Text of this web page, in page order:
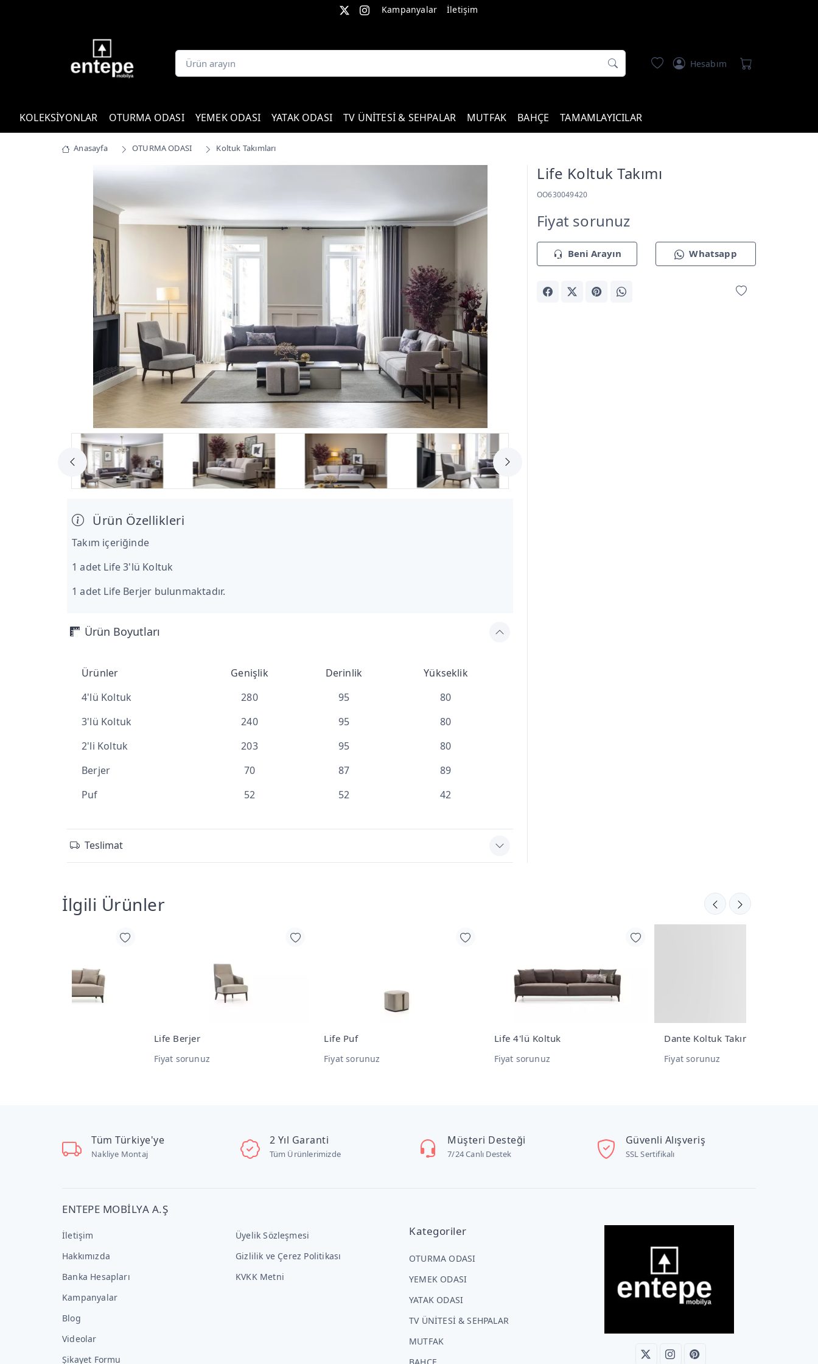
Kampanyalar İletişim
Hesabım
KOLEKSİYONLAR OTURMA ODASI YEMEK ODASI YATAK ODASI TV ÜNİTESİ & SEHPALAR MUTFAK BAHÇE TAMAMLAYICILAR
Anasayfa OTURMA ODASI Koltuk Takımları
Life Koltuk Takımı
OO630049420
Fiyat sorunuz
Beni Arayın Whatsapp
Ürün Özellikleri
Takım içeriğinde
1 adet Life 3'lü Koltuk
1 adet Life Berjer bulunmaktadır.
Ürün Boyutları
Ürünler Genişlik Derinlik
Yükseklik
4'lü Koltuk
280 95
80
3'lü Koltuk
240 95
80
2'li Koltuk
203 95
80
Berjer
70 87
89
Puf
52 52 42
Teslimat
İlgili Ürünler
Dante Koltuk Takımı
Tüm Türkiye'ye
Nakliye Montaj
2 Yıl Garanti
Tüm Ürünlerimizde
Müşteri Desteği
7/24 Canlı Destek
Güvenli Alışveriş
SSL Sertifikalı
ENTEPE MOBİLYA A.Ş
İletişim
Hakkımızda
Banka Hesapları
Kampanyalar
Blog
Videolar
Şikayet Formu
Üyelik Sözleşmesi
Gizlilik ve Çerez Politikası
KVKK Metni
Kategoriler
OTURMA ODASI
YEMEK ODASI
YATAK ODASI
TV ÜNİTESİ & SEHPALAR
MUTFAK